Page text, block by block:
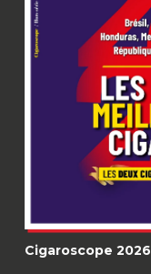
Cigaroscope 2026